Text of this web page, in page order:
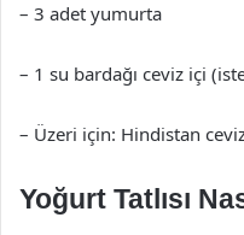
– 3 adet yumurta
– 1 su bardağı ceviz içi
– Üzeri için: Hindistan
Yoğurt Tatlısı